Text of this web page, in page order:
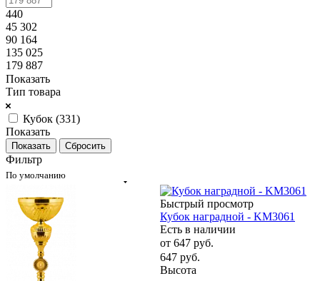
440
45 302
90 164
135 025
179 887
Показать
Тип товара
Кубок (331)
Показать
Сбросить
Фильтр
По умолчанию
Быстрый просмотр
Кубок наградной - KM3061
Есть в наличии
от 647 руб.
647 руб.
Высота